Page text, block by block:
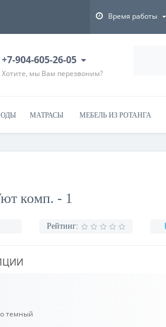
Время работы
+7-904-605-26-05
Хотите, мы Вам перезвоним?
МАТРАСЫ МЕБЕЛЬ ИЗ РОТАНГА
комп. - 1
Рейтинг:
темный